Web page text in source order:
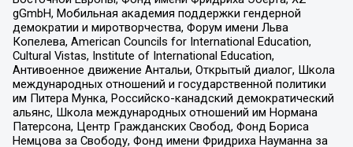
gGmbH, Мобильная академия поддержки гендерной
демократии и миротворчества, Форум имени Льва
Копелева, American Councils for International Education,
Cultural Vistas, Institute of International Education,
Антивоенное движение Антальи, Открытый диалог, Школа
международных отношений и государственной политики
им Питера Мунка, Российско-канадский демократический
альянс, Школа международных отношений им Нормана
Патерсона, Центр Гражданских Свобод, Фонд Бориса
Немцова за Свободу, Фонд имени Фридриха Науманна за